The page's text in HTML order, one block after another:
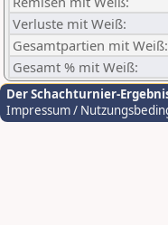
Verluste mit Weiß:
Gesamtpartien mit Weiß:
Gesamt % mit Weiß:
Der Schachturnier-
Impressum /